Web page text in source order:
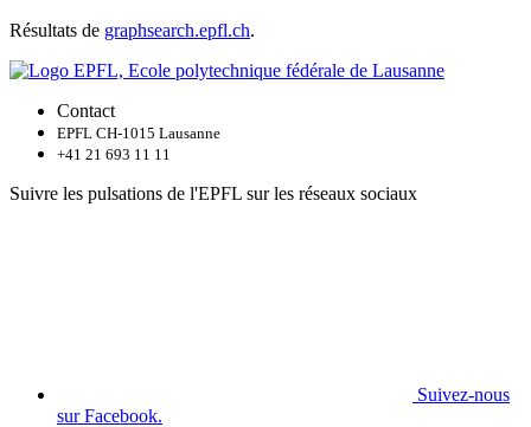
Résultats de graphsearch.epfl.ch.
Contact
EPFL CH-1015 Lausanne
+41 21 693 11 11
Suivre les pulsations de l'EPFL sur les réseaux sociaux
Suivez-nous
sur Facebook.